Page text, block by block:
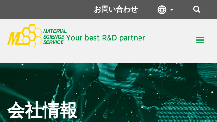
お問い合わせ
会社情報